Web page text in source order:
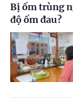
Bị ốm trùng
độ ốm đau?